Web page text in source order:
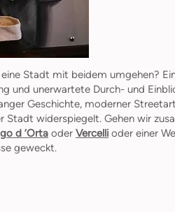
Stadt mit beidem umgehen?
und unerwartete Durch- und
Geschichte, moderner
widerspiegelt. Gehen wir
d ’Orta oder Vercelli oder einer
geweckt.